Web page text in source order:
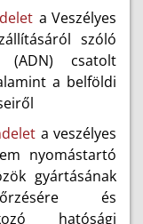
a Veszélyes
szóló
(ADN) csatolt
a belföldi
a veszélyes
nyomástartó
gyártásának
és
hatósági